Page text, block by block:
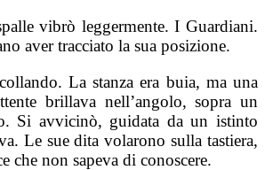
vibrò leggermente. I Guardiani.
aver tracciato la sua posizione.
La stanza era buia, ma una
brillava nell’angolo, sopra un
Si avvicinò, guidata da un istinto
Le sue dita volarono sulla tastiera,
che non sapeva di conoscere.